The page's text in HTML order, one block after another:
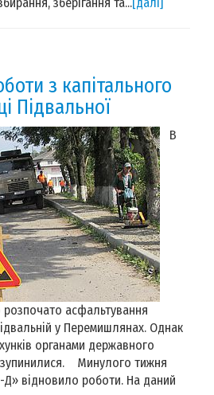
з капітального
Підвальної
В
розпочато асфальтування
у Перемишлянах. Однак
органами державного
зупинилися. Минулого тижня
відновило роботи. На даний